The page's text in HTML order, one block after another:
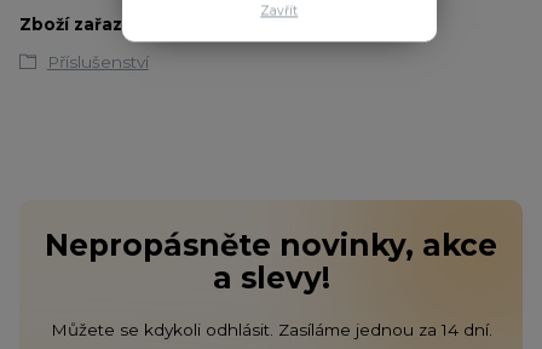
Zboží zařazeno v kategoriích
Příslušenství
Nepropásněte novinky, akce
a slevy!
Můžete se kdykoli odhlásit. Zasíláme jednou za 14 dní.
Zavřít